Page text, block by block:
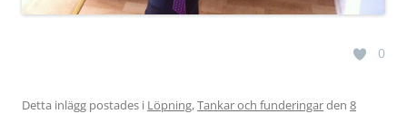
0
Detta inlägg postades i Löpning,Tankar och funderingarden 8